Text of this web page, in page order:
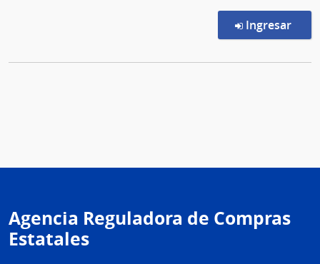
Ingresar
Agencia Reguladora de Compras
Estatales